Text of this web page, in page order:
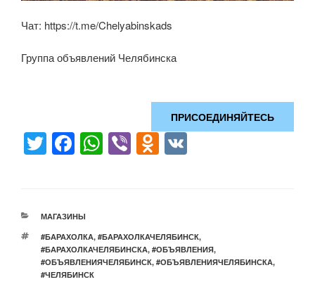
Чат: https://t.me/Chelyabinskads
Группа объявлений Челябинска
ПРИСОЕДИНЯЙТЕСЬ
T
er
F
e
b
o
o
W
A
p
Vi O
kl
a
РУБРИКИ
МАГАЗИНЫ
МЕТКИ
#БАРАХОЛКА, #БАРАХОЛКАЧЕЛЯБИНСК,
#БАРАХОЛКАЧЕЛЯБИНСКА, #ОБЪЯВЛЕНИЯ,
#ОБЪЯВЛЕНИЯЧЕЛЯБИНСК, #ОБЪЯВЛЕНИЯЧЕЛЯБИНСКА,
#ЧЕЛЯБИНСК